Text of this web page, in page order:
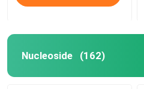
Nucleoside (162)